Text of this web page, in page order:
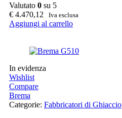
Valutato 0 su 5
€ 4.470,12 Iva esclusa
Aggiungi al carrello
In evidenza
Wishlist
Compare
Brema
Categorie: Fabbricatori di Ghiaccio